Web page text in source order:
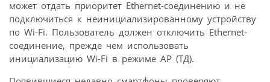
может отдать приоритет Ethernet-соединению и не
подключиться к неинициализированному устройству
по Wi-Fi. Пользователь должен отключить Ethernet-
соединение, прежде чем использовать
инициализацию Wi-Fi в режиме AP (ТД).